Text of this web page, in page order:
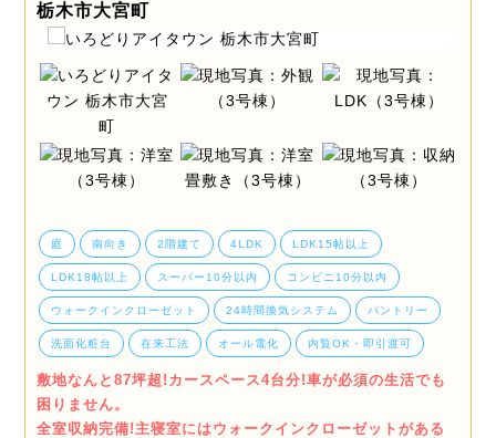
栃木市大宮町
庭 南向き 2階建て 4LDK LDK15帖以上
LDK18帖以上 スーパー10分以内 コンビニ10分以内
ウォークインクローゼット 24時間換気システム パントリー
洗面化粧台 在来工法 オール電化 内覧OK・即引渡可
敷地なんと87坪超!カースペース4台分!車が必須の生活でも
困りません。
全室収納完備!主寝室にはウォークインクローゼットがある